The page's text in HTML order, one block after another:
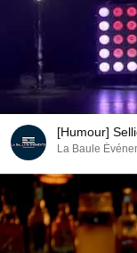
[Humour]
La Baule